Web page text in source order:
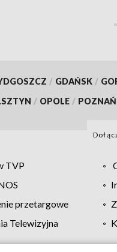
/ GDAŃSK /
/ OPOLE / POZNAŃ
TVP
przetargowe
Telewizyjna